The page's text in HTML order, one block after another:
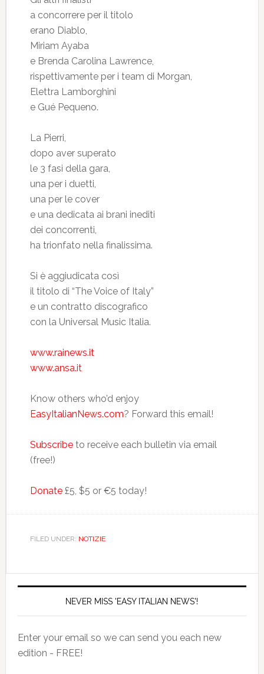
a concorrere per il titolo
erano Diablo,
Miriam Ayaba
e Brenda Carolina Lawrence,
rispettivamente per i team di Morgan,
Elettra Lamborghini
e Gué Pequeno.
La Pierri,
dopo aver superato
le 3 fasi della gara,
una per i duetti,
una per le cover
e una dedicata ai brani inediti
dei concorrenti,
ha trionfato nella finalissima.
Si è aggiudicata così
il titolo di “The Voice of Italy”
e un contratto discografico
con la Universal Music Italia.
www.rainews.it
www.ansa.it
Know others who’d enjoy
EasyItalianNews.com? Forward this email!
Subscribeto receive each bulletin via email
(free!)
Donate£5, $5 or €5 today!
FILED UNDER: NOTIZIE
NEVER MISS 'EASY ITALIAN NEWS'!
Enter your email so we can send you each new
edition - FREE!